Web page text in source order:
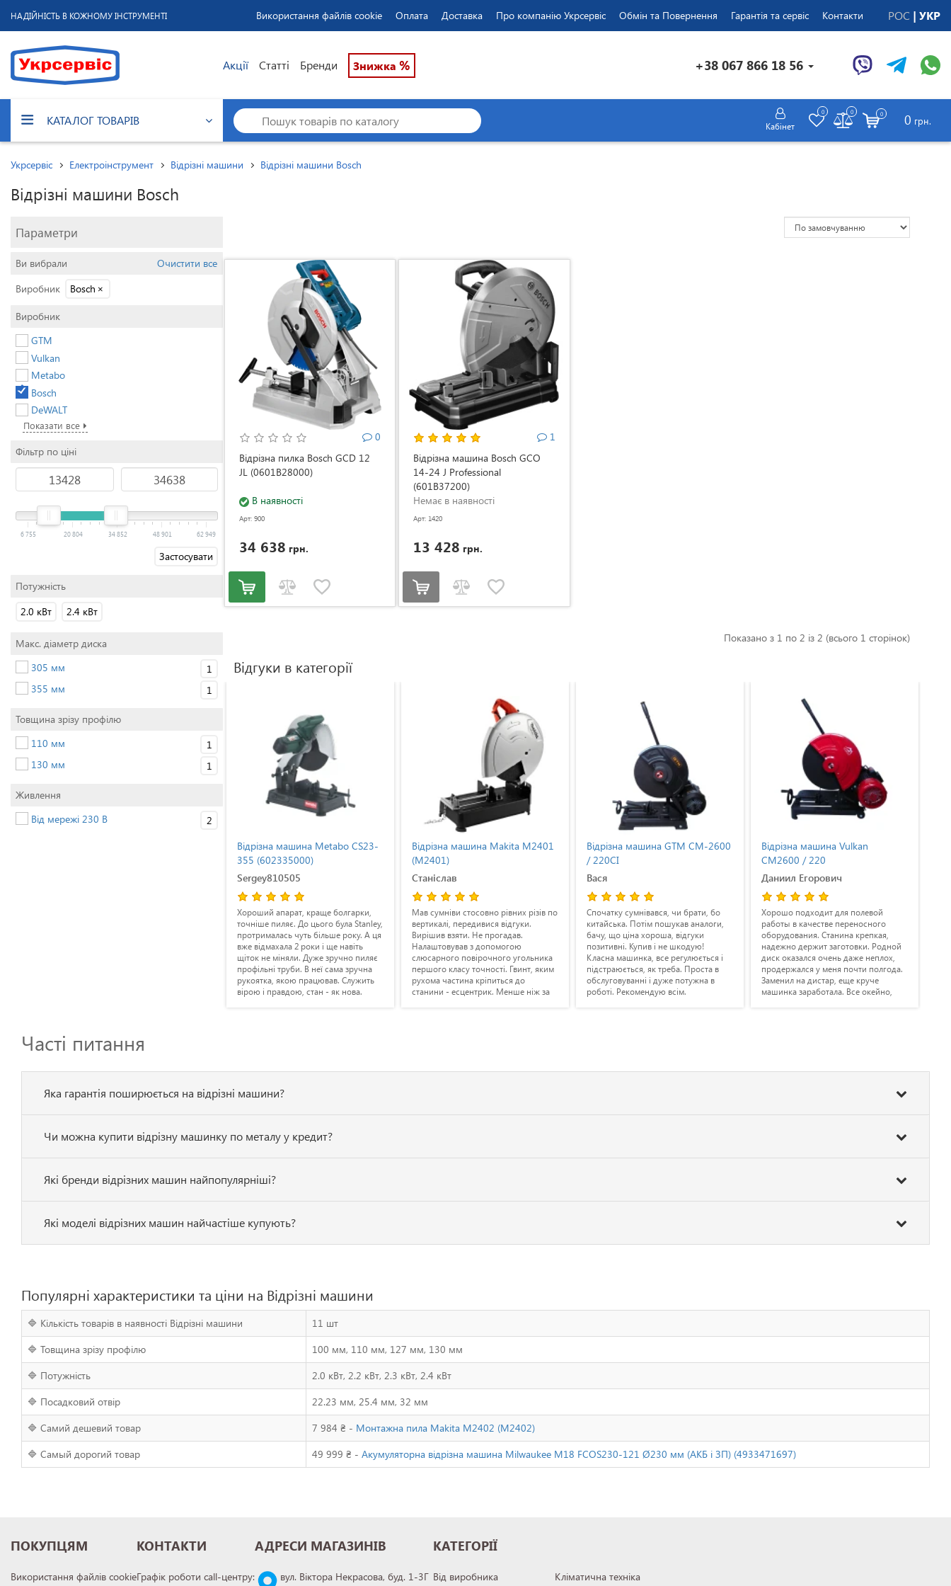
НАДІЙНІСТЬ В КОЖНОМУ ІНСТРУМЕНТІ Використання файлів cookie Оплата Доставка Про компанію Укрсервіс Обмін та Повернення Гарантія та сервіс Контакти РОС УКР
Акції Статті Бренди Знижка % +38 067 866 18 56
КАТАЛОГ ТОВАРІВ Кабінет
0 0 0 0 грн.
Укрсервіс Електроінструмент Відрізні машини Відрізні машини Bosch
Відрізні машини Bosch
Параметри
Ви вибрали
Очистити все
Виробник
Bosch ×
Виробник
GTM
Vulkan
Metabo
Bosch
DeWALT
Показати все
Фільтр по ціні
6 755 20 804 34 852 48 901 62 949
Застосувати
Потужність
2.0 кВт
2.4 кВт
Макс. діаметр диска
305 мм
1
355 мм
1
Товщина зрізу профілю
110 мм
1
130 мм
1
Живлення
Від мережі 230 В
2
0
Відрізна пилка Bosch GCD 12
JL (0601B28000)
В наявності
Арт: 900
34 638 грн.
1
Відрізна машина Bosch GCO
14-24 J Professional
(601B37200)
Немає в наявності
Арт: 1420
13 428 грн.
Показано з 1 по 2 із 2 (всього 1 сторінок)
Відгуки в категорії
Відрізна машина Metabo CS23-
355 (602335000)
Sergey810505
Хороший апарат, краще болгарки,
точніше пиляє. До цього була Stanley,
протрималась чуть більше року. А ця
вже відмахала 2 роки і ще навіть
щіток не міняли. Дуже зручно пиляє
профільні труби. В неї сама зручна
рукоятка, якою працював. Служить
вірою і правдою, стан - як нова.
Відрізна машина Makita M2401
(M2401)
Станіслав
Мав сумніви стосовно рівних різів по
вертикалі, передивися відгуки.
Вирішив взяти. Не прогадав.
Налаштовував з допомогою
слюсарного повірочного угольника
першого класу точності. Гвинт, яким
рухома частина кріпиться до
станини - есцентрик. Менше ніж за
просто потребує настройки.
Відрізна машина GTM CM-2600
/ 220CI
Вася
Спочатку сумнівався, чи брати, бо
китайська. Потім пошукав аналоги,
бачу, що ціна хороша, відгуки
позитивні. Купив і не шкодую!
Класна машинка, все регулюється і
підстраюється, як треба. Проста в
обслуговуванні і дуже потужна в
роботі. Рекомендую всім.
Відрізна машина Vulkan
CM2600 / 220
Даниил Егорович
Хорошо подходит для полевой
работы в качестве переносного
оборудования. Станина крепкая,
надежно держит заготовки. Родной
диск оказался очень даже неплох,
продержался у меня почти полгода.
Заменил на дистар, еще круче
машинка заработала. Все окейно,
Часті питання
Яка гарантія поширюється на відрізні машини?
Чи можна купити відрізну машинку по металу у кредит?
Які бренди відрізних машин найпопулярніші?
Які моделі відрізних машин найчастіше купують?
Популярні характеристики та ціни на Відрізні машини
🔷 Кількість товарів в наявності Відрізні машини
11 шт
🔷 Товщина зрізу профілю
100 мм, 110 мм, 127 мм, 130 мм
🔷 Потужність
2.0 кВт, 2.2 кВт, 2.3 кВт, 2.4 кВт
🔷 Посадковий отвір
22.23 мм, 25.4 мм, 32 мм
🔷 Самий дешевий товар
7 984 ₴ - Монтажна пила Makita M2402 (M2402)
🔷 Самый дорогий товар
49 999 ₴ - Акумуляторна відрізна машина Milwaukee M18 FCOS230-121 Ø230 мм (АКБ і ЗП) (4933471697)
ПОКУПЦЯМ
Використання файлів cookie
КОНТАКТИ
Графік роботи call-центру:
АДРЕСИ МАГАЗИНІВ
вул. Віктора Некрасова, буд. 1-3Г
КАТЕГОРІЇ
Від виробника
Кліматична техніка